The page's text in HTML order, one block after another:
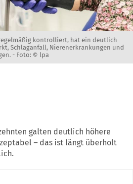
kontrolliert, hat ein deutlich
Schlaganfall, Nierenerkrankungen und
- Foto: © lpa
galten deutlich höhere
– das ist längt überholt